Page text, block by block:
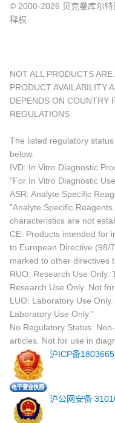
© 2000-2026 贝克曼库尔
释权
NOT ALL PRODUCTS
PRODUCT AVAILABILITY
DEPENDS ON COUNTRY
REGULATIONS
The listed regulatory
below:
IVD: In Vitro Diagnostic
"For In Vitro Diagnostic
ASR: Analyte Specific
"Analyte Specific
characteristics are not
CE: Products intended for
to European Directive (98/
marked to other directives
RUO: Research Use Only.
Research Use Only. Not
LUO: Laboratory Use
Laboratory Use Only."
No Regulatory Status:
articles. Not for use in
沪ICP备
沪公网安备